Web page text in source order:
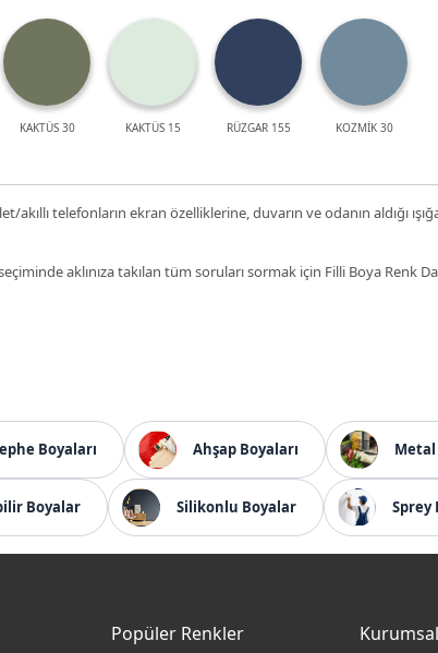
KAKTÜS 30 KAKTÜS 15 RÜZGAR 155 KOZMİK 30
akıllı telefonların ekran özelliklerine, duvarın ve odanın aldığı
aklınıza takılan tüm soruları sormak için Filli Boya Renk
Boyaları Ahşap Boyaları Metal
Boyalar Silikonlu Boyalar Sprey
Popüler Renkler Kurumsal